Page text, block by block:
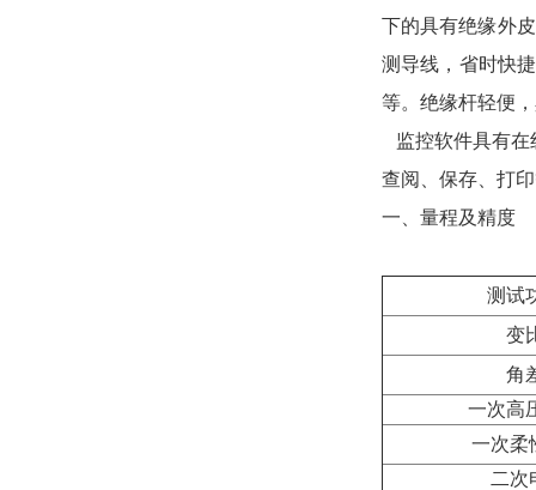
下的具有绝缘外
测导线，省时快
等。绝缘杆轻便
监控软件具有
查阅、保存、打
一、量程及精度
测试
变
角
一次高
一次柔
二次